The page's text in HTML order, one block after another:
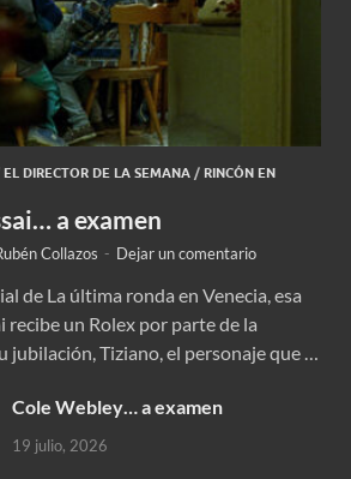
EL DIRECTOR DE LA SEMANA / RINCÓN EN
a examen
Collazos - Dejar un comentario
de La última ronda en Venecia, esa
recibe un Rolex por parte de la
jubilación, Tiziano, el personaje que …
Cole Webley… a examen
19 julio, 2026